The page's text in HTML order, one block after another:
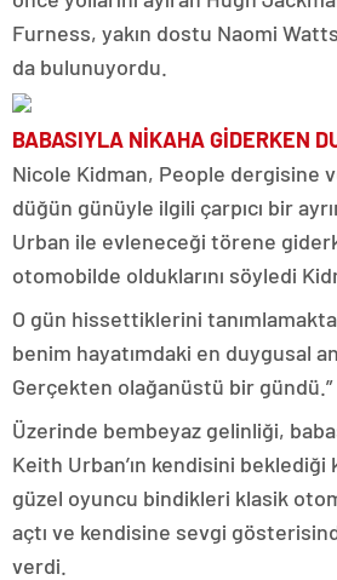
Furness, yakın dostu Naomi
da bulunuyordu.
BABASIYLA NİKAHA GİDERKEN
Nicole Kidman, People dergisine
düğün günüyle ilgili çarpıcı bir
Urban ile evleneceği törene
otomobilde olduklarını söyledi
O gün hissettiklerini tanımlamakta
benim hayatımdaki en duygusal
Gerçekten olağanüstü bir gündü.”
Üzerinde bembeyaz gelinliği,
Keith Urban’ın kendisini
güzel oyuncu bindikleri klasik
açtı ve kendisine sevgi
verdi.